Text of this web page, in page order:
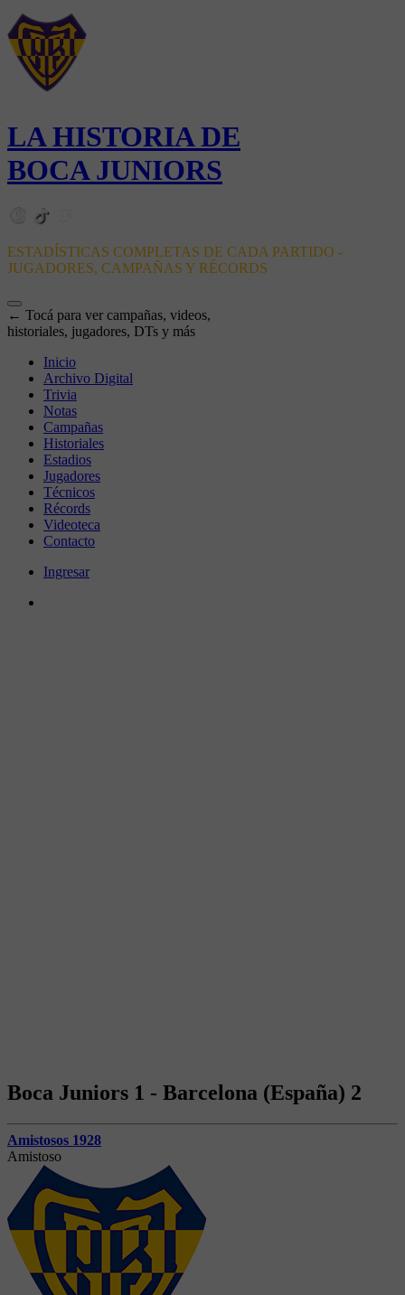
LA HISTORIA DE
BOCA JUNIORS
ESTADÍSTICAS COMPLETAS DE CADA PARTIDO -
JUGADORES, CAMPAÑAS Y RÉCORDS
← Tocá para ver campañas, videos,
historiales, jugadores, DTs y más
Inicio
Archivo Digital
Trivia
Notas
Campañas
Historiales
Estadios
Jugadores
Técnicos
Récords
Videoteca
Contacto
Ingresar
Boca Juniors 1 - Barcelona (España) 2
Amistosos 1928
Amistoso